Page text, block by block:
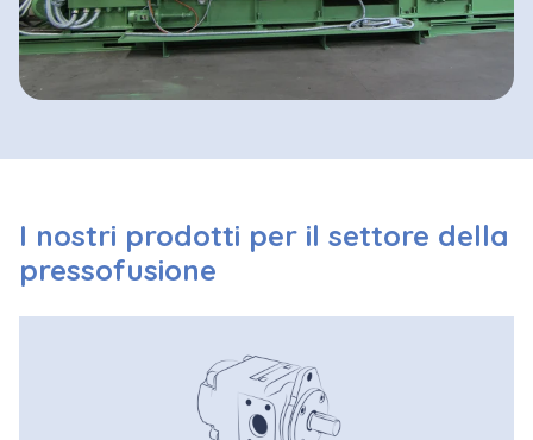
I nostri prodotti per il settore della
pressofusione